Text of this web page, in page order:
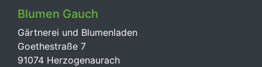
Blumen Gauch
Gärtnerei und Blumenladen
Goethestraße 7
91074 Herzogenaurach